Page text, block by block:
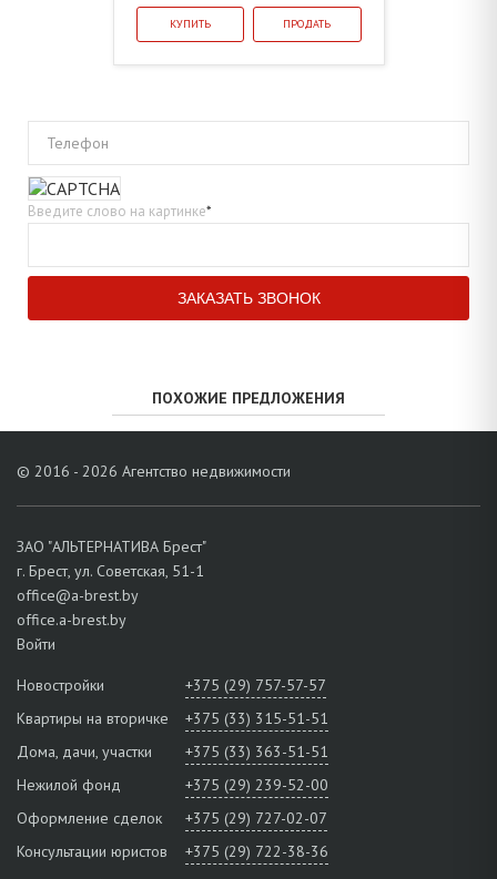
КУПИТЬ ПРОДАТЬ
Телефон
Введите слово на картинке*
ПОХОЖИЕ ПРЕДЛОЖЕНИЯ
© 2016 - 2026 Агентство недвижимости
ЗАО "АЛЬТЕРНАТИВА Брест"
г. Брест, ул. Советская, 51-1
office@a-brest.by
office.a-brest.by
Войти
Новостройки
+375 (29) 757-57-57
Квартиры на вторичке
+375 (33) 315-51-51
Дома, дачи, участки
+375 (33) 363-51-51
Нежилой фонд
+375 (29) 239-52-00
Оформление сделок
+375 (29) 727-02-07
Консультации юристов
+375 (29) 722-38-36